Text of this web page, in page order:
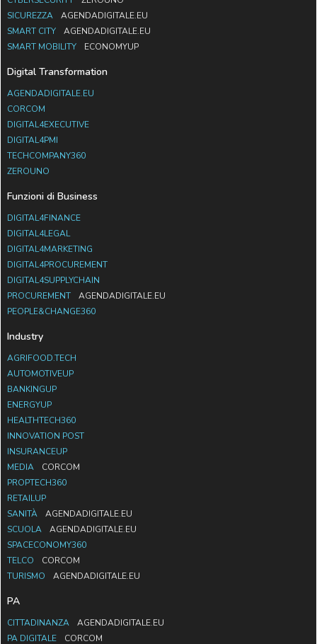
SICUREZZA
AGENDADIGITALE.EU
SMART CITY
AGENDADIGITALE.EU
SMART MOBILITY
ECONOMYUP
Digital Transformation
AGENDADIGITALE.EU
CORCOM
DIGITAL4EXECUTIVE
DIGITAL4PMI
TECHCOMPANY360
ZEROUNO
Funzioni di Business
DIGITAL4FINANCE
DIGITAL4LEGAL
DIGITAL4MARKETING
DIGITAL4PROCUREMENT
DIGITAL4SUPPLYCHAIN
PROCUREMENT
AGENDADIGITALE.EU
PEOPLE&CHANGE360
Industry
AGRIFOOD.TECH
AUTOMOTIVEUP
BANKINGUP
ENERGYUP
HEALTHTECH360
INNOVATION POST
INSURANCEUP
MEDIA
CORCOM
PROPTECH360
RETAILUP
SANITÀ
AGENDADIGITALE.EU
SCUOLA
AGENDADIGITALE.EU
SPACECONOMY360
TELCO
CORCOM
TURISMO
AGENDADIGITALE.EU
PA
CITTADINANZA
AGENDADIGITALE.EU
PA DIGITALE
CORCOM